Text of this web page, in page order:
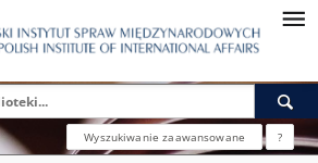
Wyszukiwanie zaawansowane ?